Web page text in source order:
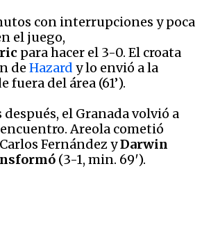
con interrupciones y poca
el juego,
para hacer el 3-0. El croata
de Hazard y lo envió a la
fuera del área (61’).
el Granada volvió a
Areola cometió
Fernández yDarwin
(3-1, min. 69′).